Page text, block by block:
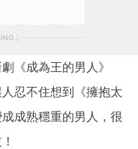
《成為王的男人》
忍不住想到《擁抱太
成熟穩重的男人，很